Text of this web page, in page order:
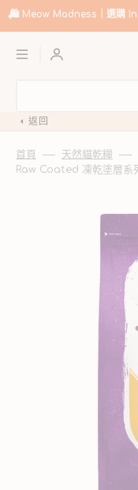
至
容
🛍️ Meow Madness｜選購
返回
首頁
天然貓乾糧
Raw Coated 凍乾塗層系